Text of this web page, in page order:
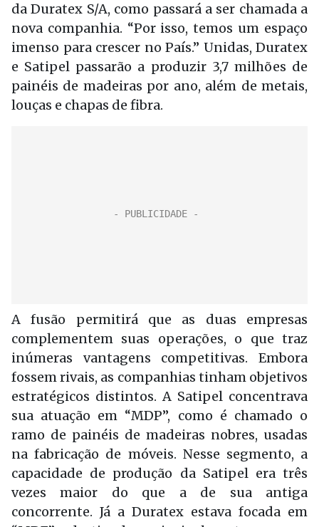
da Duratex S/A, como passará a ser chamada a
nova companhia. “Por isso, temos um espaço
imenso para crescer no País.” Unidas, Duratex
e Satipel passarão a produzir 3,7 milhões de
painéis de madeiras por ano, além de metais,
louças e chapas de fibra.
A fusão permitirá que as duas empresas
complementem suas operações, o que traz
inúmeras vantagens competitivas. Embora
fossem rivais, as companhias tinham objetivos
estratégicos distintos. A Satipel concentrava
sua atuação em “MDP”, como é chamado o
ramo de painéis de madeiras nobres, usadas
na fabricação de móveis. Nesse segmento, a
capacidade de produção da Satipel era três
vezes maior do que a de sua antiga
concorrente. Já a Duratex estava focada em